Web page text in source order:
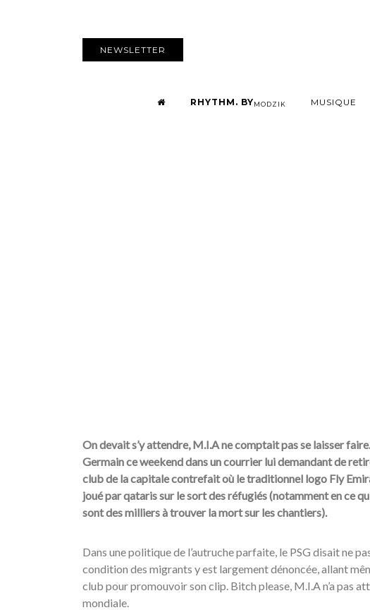
NEWSLETTER
RHYTHM. BYMODZIK MUSIQUE
On devait s’y attendre, M.I.A ne comptait pas se laisser
Germain ce weekend dans un courrier lui demandant de
club de la capitale contrefait où le traditionnel logo Fly
joué par qataris sur le sort des réfugiés (notamment en ce
sont des milliers à trouver la mort sur les chantiers).
Dans une politique de l’autruche parfaite, le PSG disait ne
condition des migrants y est largement dénoncée, allant
club pour promouvoir son clip. Bitch please, M.I.A n’a pas
mondiale.